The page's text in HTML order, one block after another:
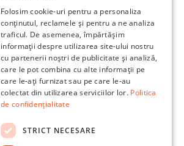
Folosim cookie-uri pentru a personaliza
conținutul, reclamele și pentru a ne analiza
traficul. De asemenea, împărtășim
informații despre utilizarea site-ului nostru
cu partenerii noștri de publicitate și analiză,
care le pot combina cu alte informații pe
care le-ați furnizat sau pe care le-au
colectat din utilizarea serviciilor lor. Politica
de confidențialitate
STRICT NECESARE